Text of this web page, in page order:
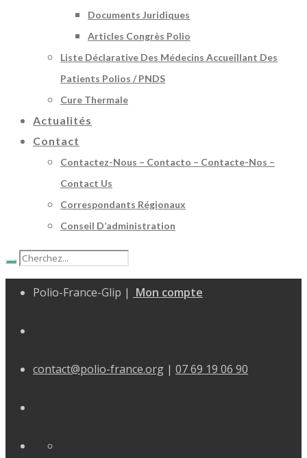
Documents Juridiques
Articles Congrès Polio
Liste Déclarative Des Médecins Accueillant Des
Patients Polios / PNDS
Cure Thermale
Actualités
Contact
Contactez-Nous – Contacto – Contacte-Nos –
Contact Us
Correspondants Régionaux
Conseil D’administration
Polio-France-Glip | Mon compte
contact@polio-france.org | 07 69 19 06 90